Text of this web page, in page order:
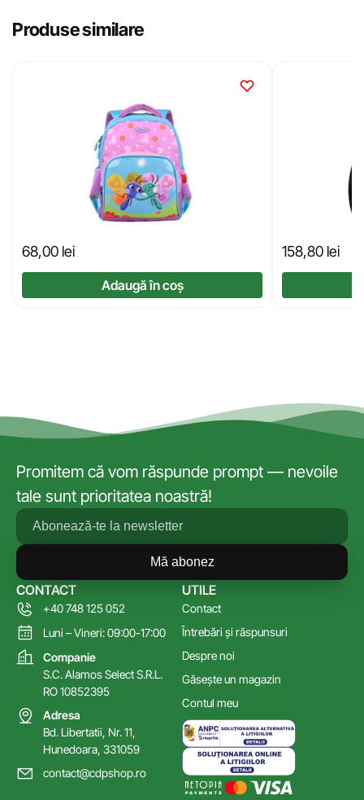
Produse similare
68,00 lei
Adaugă în coș
158,80 lei
Promitem că vom răspunde prompt — nevoile
tale sunt prioritatea noastră!
Mă abonez
UTILE
Contact
Întrebări și răspunsuri
Despre noi
Găsește un magazin
Contul meu
CONTACT
+40 748 125 052
Luni – Vineri: 09:00-17:00
Companie
S.C. Alamos Select S.R.L.
RO 10852395
Adresa
Bd. Libertatii, Nr. 11,
Hunedoara, 331059
contact@cdpshop.ro